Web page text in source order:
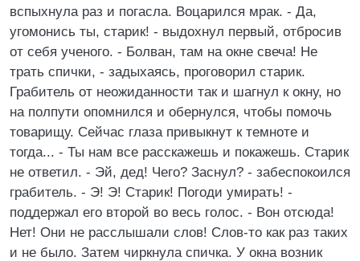
вспыхнула раз и погасла. Воцарился мрак. - Да,
угомонись ты, старик! - выдохнул первый, отбросив
от себя ученого. - Болван, там на окне свеча! Не
трать спички, - задыхаясь, проговорил старик.
Грабитель от неожиданности так и шагнул к окну, но
на полпути опомнился и обернулся, чтобы помочь
товарищу. Сейчас глаза привыкнут к темноте и
тогда... - Ты нам все расскажешь и покажешь. Старик
не ответил. - Эй, дед! Чего? Заснул? - забеспокоился
грабитель. - Э! Э! Старик! Погоди умирать! -
поддержал его второй во весь голос. - Вон отсюда!
Нет! Они не расслышали слов! Слов-то как раз таких
и не было. Затем чиркнула спичка. У окна возник